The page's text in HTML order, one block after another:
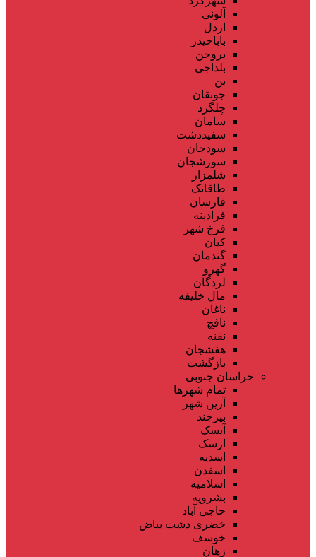
آلونی
اردل
باباحیدر
بروجن
بلداجی
بن
جونقان
چلگرد
سامان
سفیددشت
سودجان
سورشجان
شلمزار
طاقانک
فارسان
فرادبنه
فرخ شهر
کیان
گندمان
گهرو
لردگان
مال خلیفه
ناغان
نافچ
نقنه
هفشجان
بازگشت
خراسان جنوبی
تمام شهر‌ها
آرین شهر
بیرجند
آیسک
ارسک
اسدیه
اسفدن
اسلامیه
بشرویه
حاجی آباد
خضری دشت بیاض
خوسف
زهان